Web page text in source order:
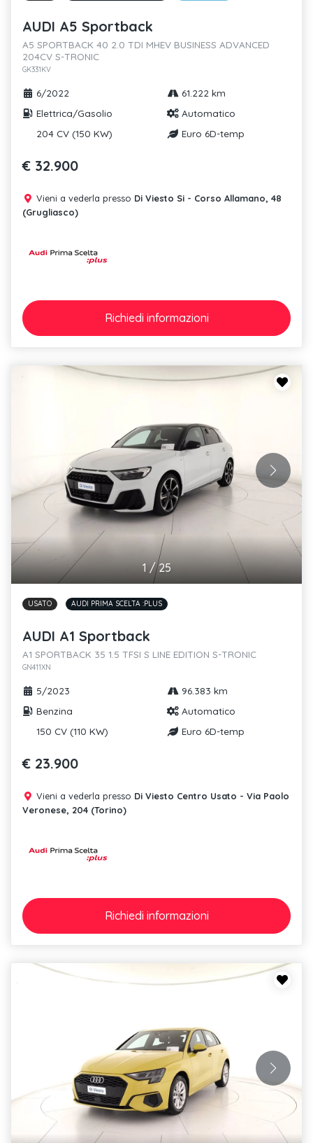
AUDI A5 Sportback
A5 SPORTBACK 40 2.0 TDI MHEV BUSINESS ADVANCED
204CV S-TRONIC
GK331KV
6/2022
61.222 km
Elettrica/Gasolio
Automatico
204 CV (150 KW)
Euro 6D-temp
€ 32.900
Vieni a vederla presso Di Viesto Si - Corso Allamano, 48
(Grugliasco)
Richiedi informazioni
1/25
USATO AUDI PRIMA SCELTA :PLUS
AUDI A1 Sportback
A1 SPORTBACK 35 1.5 TFSI S LINE EDITION S-TRONIC
GN411XN
5/2023
96.383 km
Benzina
Automatico
150 CV (110 KW)
Euro 6D-temp
€ 23.900
Vieni a vederla presso Di Viesto Centro Usato - Via Paolo
Veronese, 204 (Torino)
Richiedi informazioni